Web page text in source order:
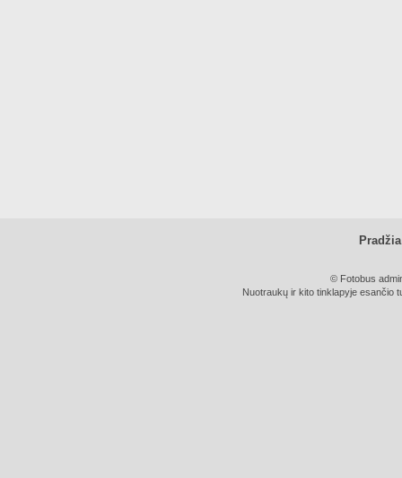
Pradžia
© Fotobus
Nuotraukų ir kito tinklapyje esančio